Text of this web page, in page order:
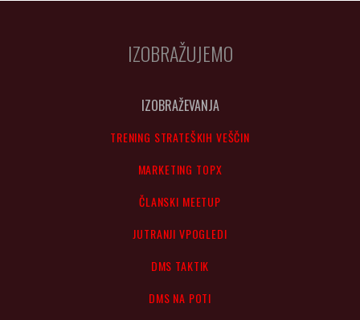
IZOBRAŽUJEMO
IZOBRAŽEVANJA
TRENING STRATEŠKIH VEŠČIN
MARKETING TOPX
ČLANSKI MEETUP
JUTRANJI VPOGLEDI
DMS TAKTIK
DMS NA POTI